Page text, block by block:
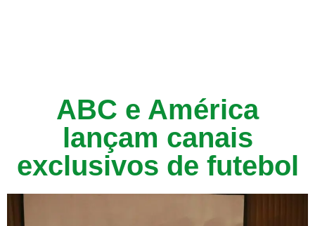
ABC e América
lançam canais
exclusivos de futebol